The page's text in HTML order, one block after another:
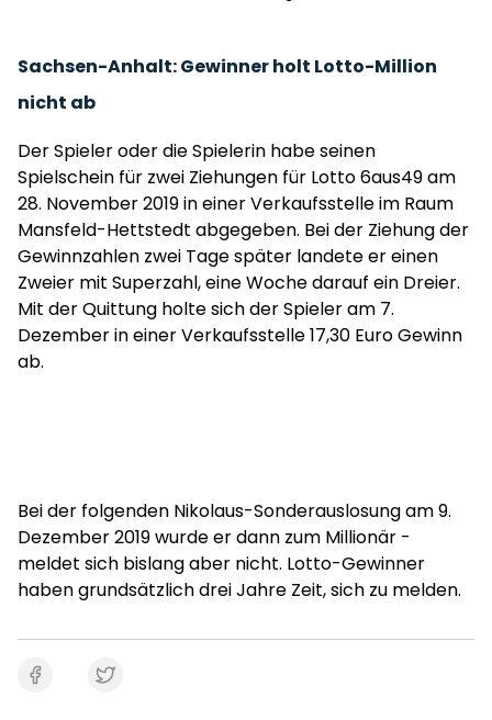
Sachsen-Anhalt: Gewinner holt Lotto-Million
nicht ab
Der Spieler oder die Spielerin habe seinen
Spielschein für zwei Ziehungen für Lotto 6aus49 am
28. November 2019 in einer Verkaufsstelle im Raum
Mansfeld-Hettstedt abgegeben. Bei der Ziehung der
Gewinnzahlen zwei Tage später landete er einen
Zweier mit Superzahl, eine Woche darauf ein Dreier.
Mit der Quittung holte sich der Spieler am 7.
Dezember in einer Verkaufsstelle 17,30 Euro Gewinn
ab.
Bei der folgenden Nikolaus-Sonderauslosung am 9.
Dezember 2019 wurde er dann zum Millionär -
meldet sich bislang aber nicht. Lotto-Gewinner
haben grundsätzlich drei Jahre Zeit, sich zu melden.